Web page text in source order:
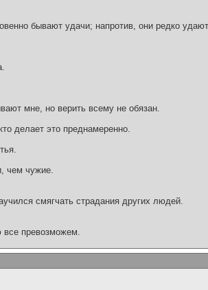
бывают удачи; напротив, они редко
мне, но верить всему не обязан.
делает это преднамеренно.
чем чужие.
смягчать страдания других людей.
все превозможем.